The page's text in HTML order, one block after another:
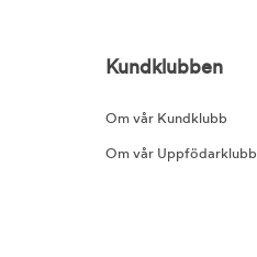
Kundklubben
Om vår Kundklubb
Om vår Uppfödarklubb